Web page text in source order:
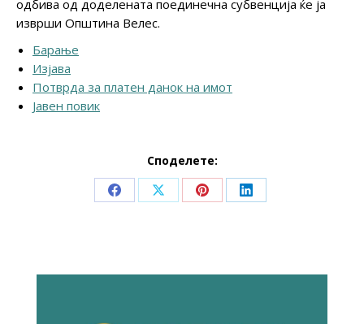
одбива од доделената поединечна субвенција ќе ја
изврши Општина Велес.
Барање
Изјава
Потврда за платен данок на имот
Јавен повик
Споделете:
Share Share Share Share